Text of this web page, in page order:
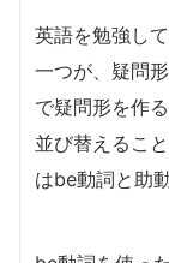
英語を勉強し
一つが、疑問
で疑問形を作
並び替えるこ
はbe動詞と助